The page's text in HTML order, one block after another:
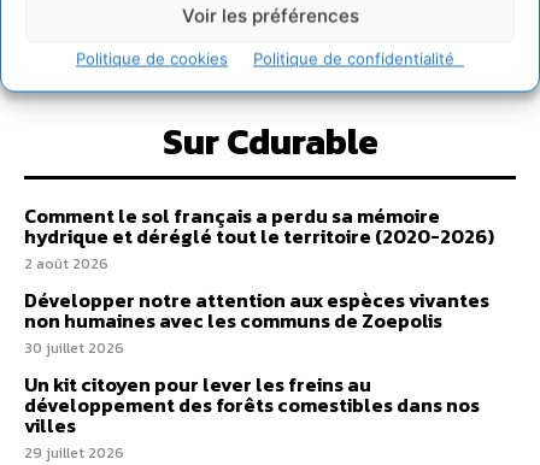
Voir les préférences
Politique de cookies Politique de confidentialité
Sur Cdurable
Comment le sol français a perdu sa mémoire
hydrique et déréglé tout le territoire (2020-2026)
2 août 2026
Développer notre attention aux espèces vivantes
non humaines avec les communs de Zoepolis
30 juillet 2026
Un kit citoyen pour lever les freins au
développement des forêts comestibles dans nos
villes
29 juillet 2026